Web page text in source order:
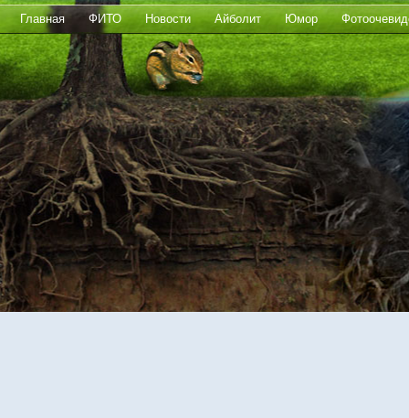
Главная ФИТО Новости Айболит Юмор